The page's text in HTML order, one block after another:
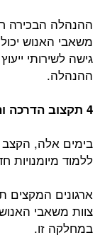
ההנהלה הבכירה
משאבי האנוש
גישה לשירותי
ההנהלה.
4 תקצוב הדרכה והתפתחות מקצועית ייעודית:
בימים אלה,
ללמוד
ארגונים המקצים
במחלקה זו.